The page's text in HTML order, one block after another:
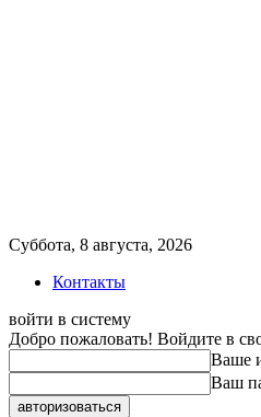
Суббота, 8 августа, 2026
Контакты
войти в систему
Добро пожаловать! Войдите в
Ваше
Ваш